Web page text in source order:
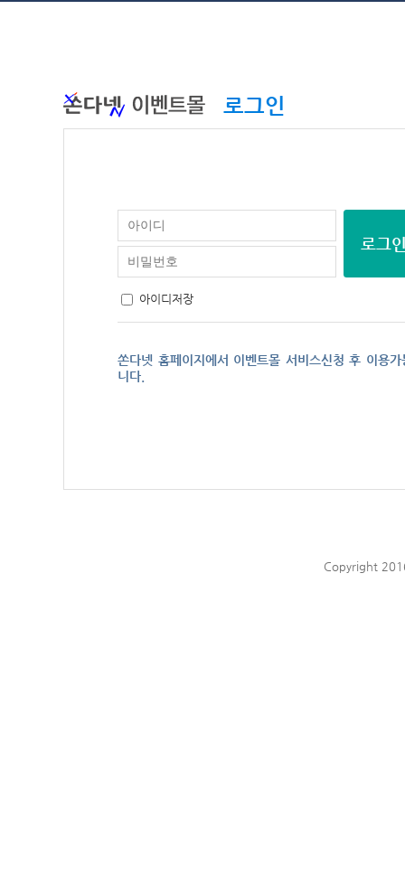
로그인
아이디저장
쏜다넷 홈페이지에서 이벤트몰 서비스신청 후 이용가
니다.
Copyright